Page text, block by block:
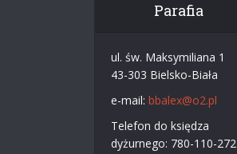
Parafia
ul. św. Maksymiliana 1
43-303 Bielsko-Biała
e-mail: bbalex@o2.pl
Telefon do księdza
dyżurnego: 780-110-272